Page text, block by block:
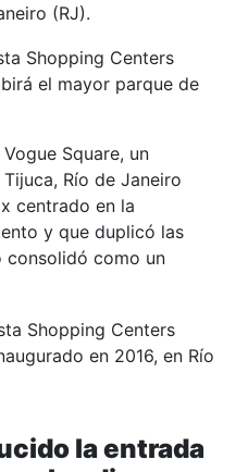
(RJ).
el mayor parque de
Square, un
Río de Janeiro
centrado en la
y que duplicó las
consolidó como un
en 2016, en Río
la entrada